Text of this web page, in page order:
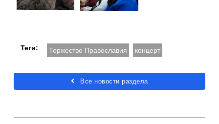
Теги: Торжество Православия концерт
Все новости раздела